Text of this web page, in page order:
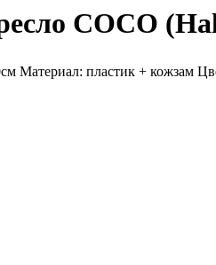
COCO
Материал: пластик + кожзам